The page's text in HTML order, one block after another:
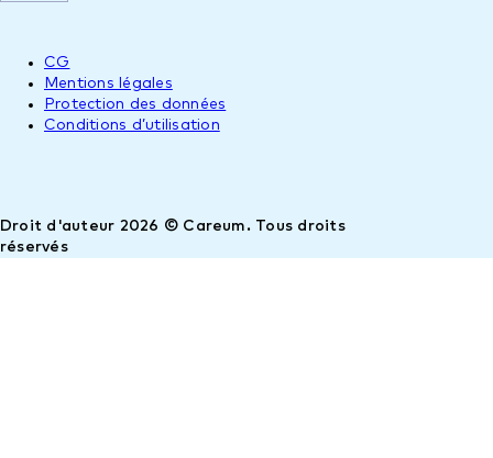
Droit d'auteur 2026 © Careum. Tous droits
réservés
CG
Mentions légales
Protection des données
Conditions d’utilisation